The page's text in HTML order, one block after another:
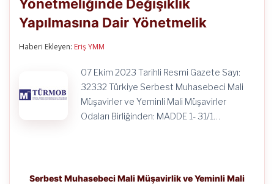
Kanunu
Disiplin
Yönetmeliğinde
Yönetmelik
Yönetmeliğinde Değişiklik
Yapılmasına Dair Yönetmelik
Haberi Ekleyen: Eriş YMM
07 Ekim 2023 Tarihli Resmi Gazete Sayı:
32332 Türkiye Serbest Muhasebeci Mali
Müşavirler ve Yeminli Mali Müşavirler
Odaları Birliğinden: MADDE 1- 31/1…
Serbest Muhasebeci Mali Müşavirlik ve Yeminli Mali